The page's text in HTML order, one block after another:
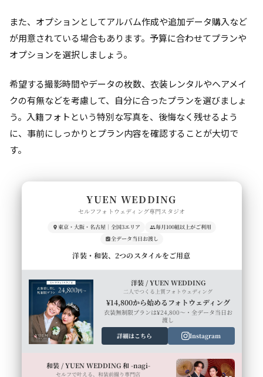
また、オプションとしてアルバム作成や追加データ購入など
が用意されている場合もあります。予算に合わせてプランや
オプションを選択しましょう。
希望する撮影時間やデータの枚数、衣装レンタルやヘアメイ
クの有無などを考慮して、自分に合ったプランを選びましょ
う。入籍フォトという特別な写真を、後悔なく残せるよう
に、事前にしっかりとプラン内容を確認することが大切で
す。
YUEN WEDDING
セルフフォトウェディング専門スタジオ
東京・大阪・名古屋｜全国3エリア
毎月100組以上がご利用
全データ当日お渡し
洋装・和装、2つのスタイルをご用意
洋装 / YUEN WEDDING
二人でつくる上質フォトウェディング
¥14,800から始めるフォトウェディング
衣装無制限プランは¥24,800〜・全データ当日お
渡し
詳細はこちら
Instagram
和装 / YUEN WEDDING 和 -nagi-
セルフで叶える、和装前撮り専門店